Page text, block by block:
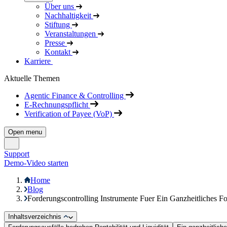
Über uns
Nachhaltigkeit
Stiftung
Veranstaltungen
Presse
Kontakt
Karriere
Aktuelle Themen
Agentic Finance & Controlling
E-Rechnungspflicht
Verification of Payee (VoP)
Open menu
Support
Demo-Video starten
Home
Blog
Forderungscontrolling Instrumente Fuer Ein Ganzheitliches
Inhaltsverzeichnis